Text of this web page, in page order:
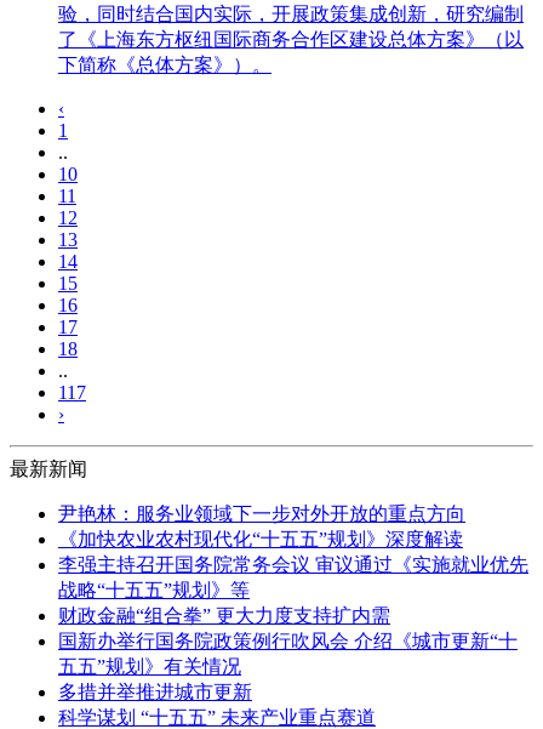
验，同时结合国内实际，开展政策集成创新，研究编制
了《上海东方枢纽国际商务合作区建设总体方案》（以
下简称《总体方案》）。
‹
1
..
10
11
12
13
14
15
16
17
18
..
117
›
最新新闻
尹艳林：服务业领域下一步对外开放的重点方向
《加快农业农村现代化“十五五”规划》深度解读
李强主持召开国务院常务会议 审议通过《实施就业优先
战略“十五五”规划》等
财政金融“组合拳” 更大力度支持扩内需
国新办举行国务院政策例行吹风会 介绍《城市更新“十
五五”规划》有关情况
多措并举推进城市更新
科学谋划 “十五五” 未来产业重点赛道